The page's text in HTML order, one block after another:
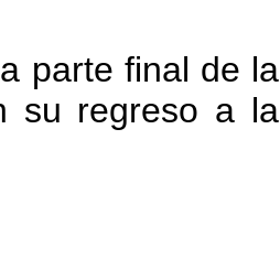
parte final de la
su regreso a la